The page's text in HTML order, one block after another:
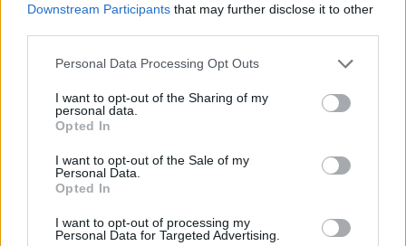
Downstream Participants that may further disclose it to other
Personal Data Processing Opt Outs
I want to opt-out of the Sharing of my
personal data.
Opted In
I want to opt-out of the Sale of my
Personal Data.
Opted In
I want to opt-out of processing my
Personal Data for Targeted Advertising.
Esim for Global
for Turkey|Esim for Germany|Esim for Greece|